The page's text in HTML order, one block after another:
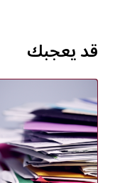
قد يعجبك